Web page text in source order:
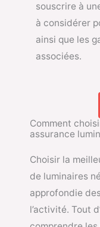
souscrire à
à considérer
ainsi que les
associées.
Comment
assurance
Choisir la
de luminaires
approfondie
l’activité. Tout